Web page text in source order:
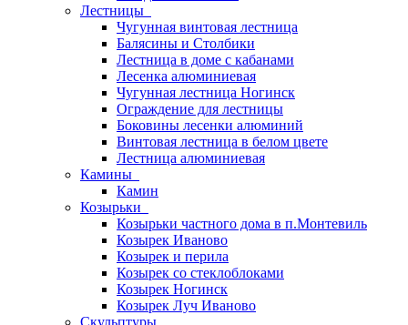
Лестницы
Чугунная винтовая лестница
Балясины и Столбики
Лестница в доме с кабанами
Лесенка алюминиевая
Чугунная лестница Ногинск
Ограждение для лестницы
Боковины лесенки алюминий
Винтовая лестница в белом цвете
Лестница алюминиевая
Камины
Камин
Козырьки
Козырьки частного дома в п.Монтевиль
Козырек Иваново
Козырек и перила
Козырек со стеклоблоками
Козырек Ногинск
Козырек Луч Иваново
Скульптуры